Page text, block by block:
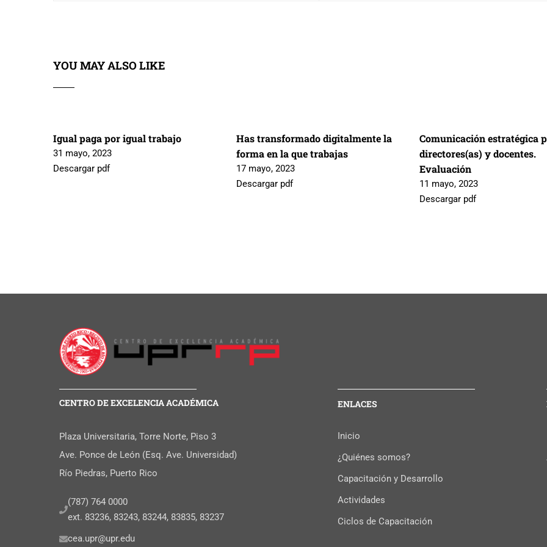
YOU MAY ALSO LIKE
Igual paga por igual trabajo
31 mayo, 2023
Descargar pdf
Has transformado digitalmente la
forma en la que trabajas
17 mayo, 2023
Descargar pdf
Comunicación estratégica
directores(as) y docentes.
Evaluación
11 mayo, 2023
Descargar pdf
CENTRO DE EXCELENCIA ACADÉMICA
Plaza Universitaria, Torre Norte, Piso 3
Ave. Ponce de León (Esq. Ave. Universidad)
Río Piedras, Puerto Rico
(787) 764 0000
ext. 83236, 83243, 83244, 83835, 83237
cea.upr@upr.edu
ENLACES
Inicio
¿Quiénes somos?
Capacitación y Desarrollo
Actividades
Ciclos de Capacitación